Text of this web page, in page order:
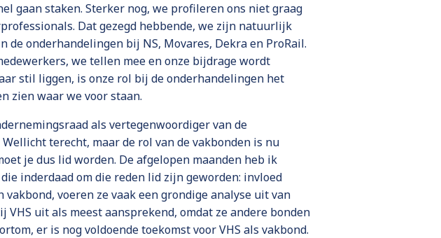
gaan staken. Sterker nog, we profileren ons niet graag
Dat gezegd hebbende, we zijn natuurlijk
onderhandelingen bij NS, Movares, Dekra en ProRail.
we tellen mee en onze bijdrage wordt
stil liggen, is onze rol bij de onderhandelingen het
zien waar we voor staan.
als vertegenwoordiger van de
terecht, maar de rol van de vakbonden is nu
je dus lid worden. De afgelopen maanden heb ik
inderdaad om die reden lid zijn geworden: invloed
voeren ze vaak een grondige analyse uit van
uit als meest aansprekend, omdat ze andere bonden
er is nog voldoende toekomst voor VHS als vakbond.